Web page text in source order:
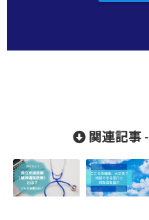
関連記事 -